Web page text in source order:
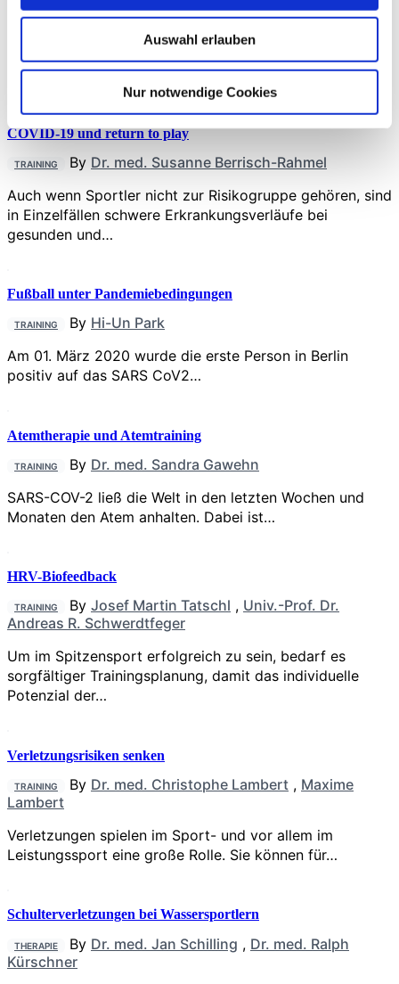
Auswahl erlauben
Nur notwendige Cookies
Case: Therapie bei Volleyball-Profisportler mit neuer
Die Behandlung von chronische…
COVID-19 und return to play
TRAINING By Dr. med. Susanne Berrisch-Rahmel
Auch wenn Sportler nicht zur Risikogruppe gehören, sind
in Einzelfällen schwere Erkrankungsverläufe bei
gesunden und…
Fußball unter Pandemiebedingungen
TRAINING By Hi-Un Park
Am 01. März 2020 wurde die erste Person in Berlin
positiv auf das SARS CoV2…
Atemtherapie und Atemtraining
TRAINING By Dr. med. Sandra Gawehn
SARS-COV-2 ließ die Welt in den letzten Wochen und
Monaten den Atem anhalten. Dabei ist…
HRV-Biofeedback
TRAINING By Josef Martin Tatschl , Univ.-Prof. Dr.
Andreas R. Schwerdtfeger
Um im Spitzensport erfolgreich zu sein, bedarf es
sorgfältiger Trainingsplanung, damit das individuelle
Potenzial der…
Verletzungsrisiken senken
TRAINING By Dr. med. Christophe Lambert , Maxime
Lambert
Verletzungen spielen im Sport- und vor allem im
Leistungssport eine große Rolle. Sie können für…
Schulterverletzungen bei Wassersportlern
THERAPIE By Dr. med. Jan Schilling , Dr. med. Ralph
Kürschner